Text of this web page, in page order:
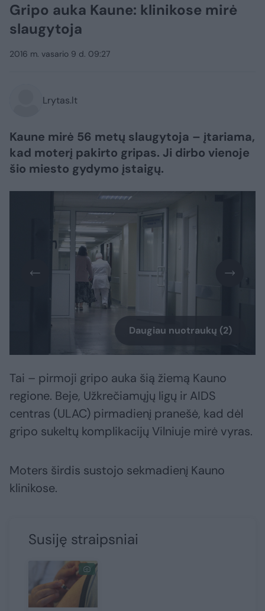
Gripo auka Kaune: klinikose mirė
slaugytoja
2016 m. vasario 9 d. 09:27
Lrytas.lt
Kaune mirė 56 metų slaugytoja – įtariama,
kad moterį pakirto gripas. Ji dirbo vienoje
šio miesto gydymo įstaigų.
Daugiau nuotraukų (2)
Tai – pirmoji gripo auka šią žiemą Kauno
regione. Beje, Užkrečiamųjų ligų ir AIDS
centras (ULAC) pirmadienį pranešė, kad dėl
gripo sukeltų komplikacijų Vilniuje mirė vyras.
Moters širdis sustojo sekmadienį Kauno
klinikose.
Susiję straipsniai